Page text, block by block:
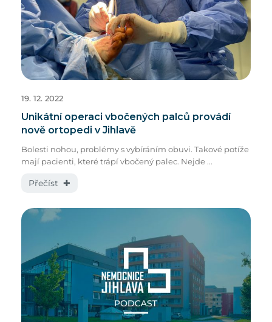
Unikátní operaci vbočených palců provádí
nově ortopedi v Jihlavě
Bolesti nohou, problémy s vybíráním obuvi. Takové potíže
mají pacienti, které trápí vbočený palec. Nejde ...
Přečíst ✚
19. 12. 2022